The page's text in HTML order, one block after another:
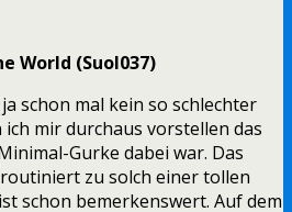
World (Suol037)
ja schon mal kein so schlechter
mir durchaus vorstellen das
Gurke dabei war. Das
zu solch einer tollen
schon bemerkenswert. Auf dem